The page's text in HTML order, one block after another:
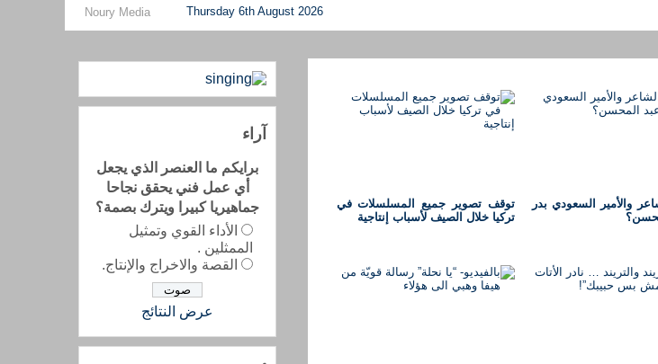
Noury Media Thursday 6th August 2026
آراء
برايكم ما العنصر الذي يجعل
أي عمل فني يحقق نجاحا
جماهيريا كبيرا ويترك بصمة؟
الأداء القوي وتمثيل
الممثلين .
القصة والاخراج والإنتاج.
عرض النتائج
والأمير السعودي بدر
توقف تصوير جميع المسلسلات في
تركيا خلال الصيف لأسباب إنتاجية